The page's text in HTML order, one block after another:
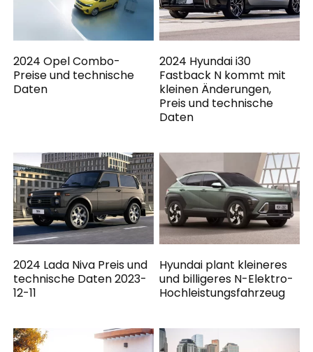
2024 Opel Combo-
Preise und technische
Daten
2024 Hyundai i30
Fastback N kommt mit
kleinen Änderungen,
Preis und technische
Daten
2024 Lada Niva Preis und
technische Daten 2023-
12-11
Hyundai plant kleineres
und billigeres N-Elektro-
Hochleistungsfahrzeug